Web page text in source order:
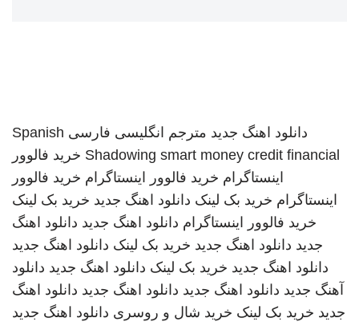
دانلود اهنگ جدید مترجم انگلیسی فارسی Spanish
Shadowing smart money credit financial
خرید فالوور
اینستاگرام خرید فالوور اینستاگرام خرید فالوور
اینستاگرام خرید بک لینک دانلود اهنگ جدید خرید بک لینک
خرید فالوور اینستاگرام دانلود اهنگ جدید دانلود اهنگ
جدید دانلود اهنگ جدید خرید بک لینک دانلود اهنگ جدید
دانلود اهنگ جدید خرید بک لینک دانلود اهنگ جدید دانلود
آهنگ جدید دانلود اهنگ جدید دانلود اهنگ جدید دانلود اهنگ
جدید خرید بک لینک خرید شال و روسری دانلود اهنگ جدید